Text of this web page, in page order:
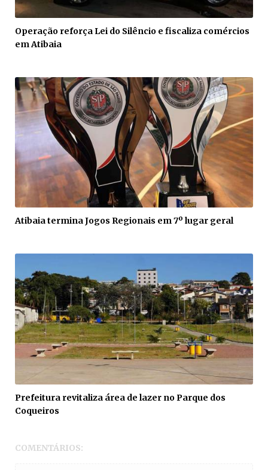
Operação reforça Lei do Silêncio e fiscaliza comércios
em Atibaia
Atibaia termina Jogos Regionais em 7º lugar geral
Prefeitura revitaliza área de lazer no Parque dos
Coqueiros
COMENTÁRIOS: